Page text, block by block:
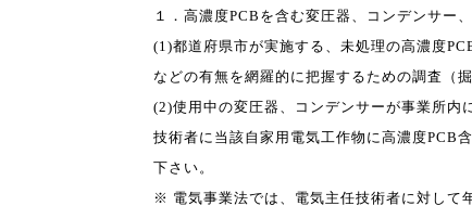
１．高濃度PCB を含む変圧器、コンデンサー
(1)都道府県市が実施する、未処理の高濃度
な どの有無を網羅的に把握するための調査（
(2)使用中の変圧器、コンデンサーが事業所内
技術者に当該自家用電気工作物に高濃度PCB
下さい。
※ 電気事業法では、電気主任技術者に対して